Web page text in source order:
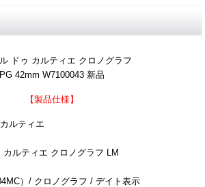
ドゥ カルティエ クロノグラフ
PG 42mm W7100043 新品
【製品仕様】
ルティエ
ルティエ クロノグラフ LM
）/ クロノグラフ / デイト表示